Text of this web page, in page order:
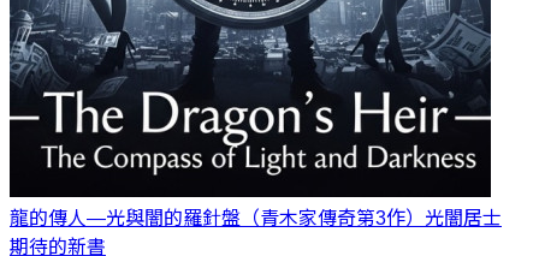
龍的傳人—光與闇的羅針盤（青木家傳奇第3作） 光闇居士
期待的新書